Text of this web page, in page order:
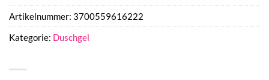
Artikelnummer: 3700559616222
Kategorie: Duschgel